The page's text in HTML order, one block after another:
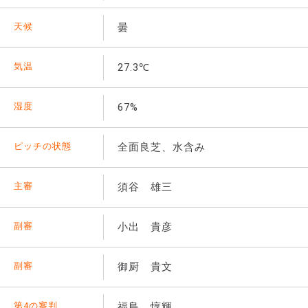
天候 曇
気温 27.3℃
湿度 67%
ピッチの状態 全面良芝、水含み
主審 須谷 雄三
副審 小出 貴彦
副審 御厨 貴文
第4の審判